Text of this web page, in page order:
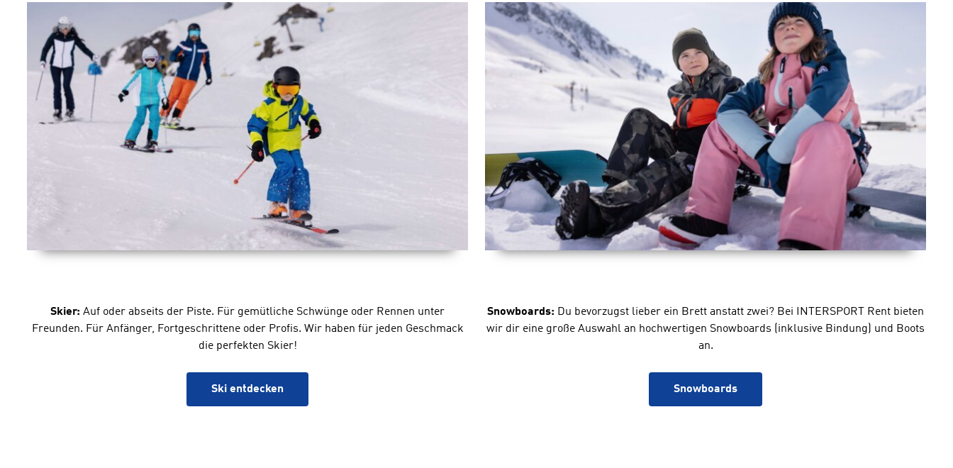
Skier: Auf oder abseits der Piste. Für gemütliche Schwünge oder Rennen unter
Freunden. Für Anfänger, Fortgeschrittene oder Profis. Wir haben für jeden Geschmack
die perfekten Skier!
Ski entdecken
Snowboards: Du bevorzugst lieber ein Brett anstatt zwei? Bei INTERSPORT Rent bieten
wir dir eine große Auswahl an hochwertigen Snowboards (inklusive Bindung) und Boots
an.
Snowboards